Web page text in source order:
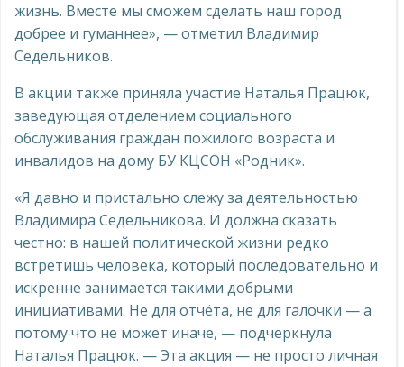
жизнь. Вместе мы сможем сделать наш город
добрее и гуманнее», — отметил Владимир
Седельников.
В акции также приняла участие Наталья Працюк,
заведующая отделением социального
обслуживания граждан пожилого возраста и
инвалидов на дому БУ КЦСОН «Родник».
«Я давно и пристально слежу за деятельностью
Владимира Седельникова. И должна сказать
честно: в нашей политической жизни редко
встретишь человека, который последовательно и
искренне занимается такими добрыми
инициативами. Не для отчёта, не для галочки — а
потому что не может иначе, — подчеркнула
Наталья Працюк. — Эта акция — не просто личная